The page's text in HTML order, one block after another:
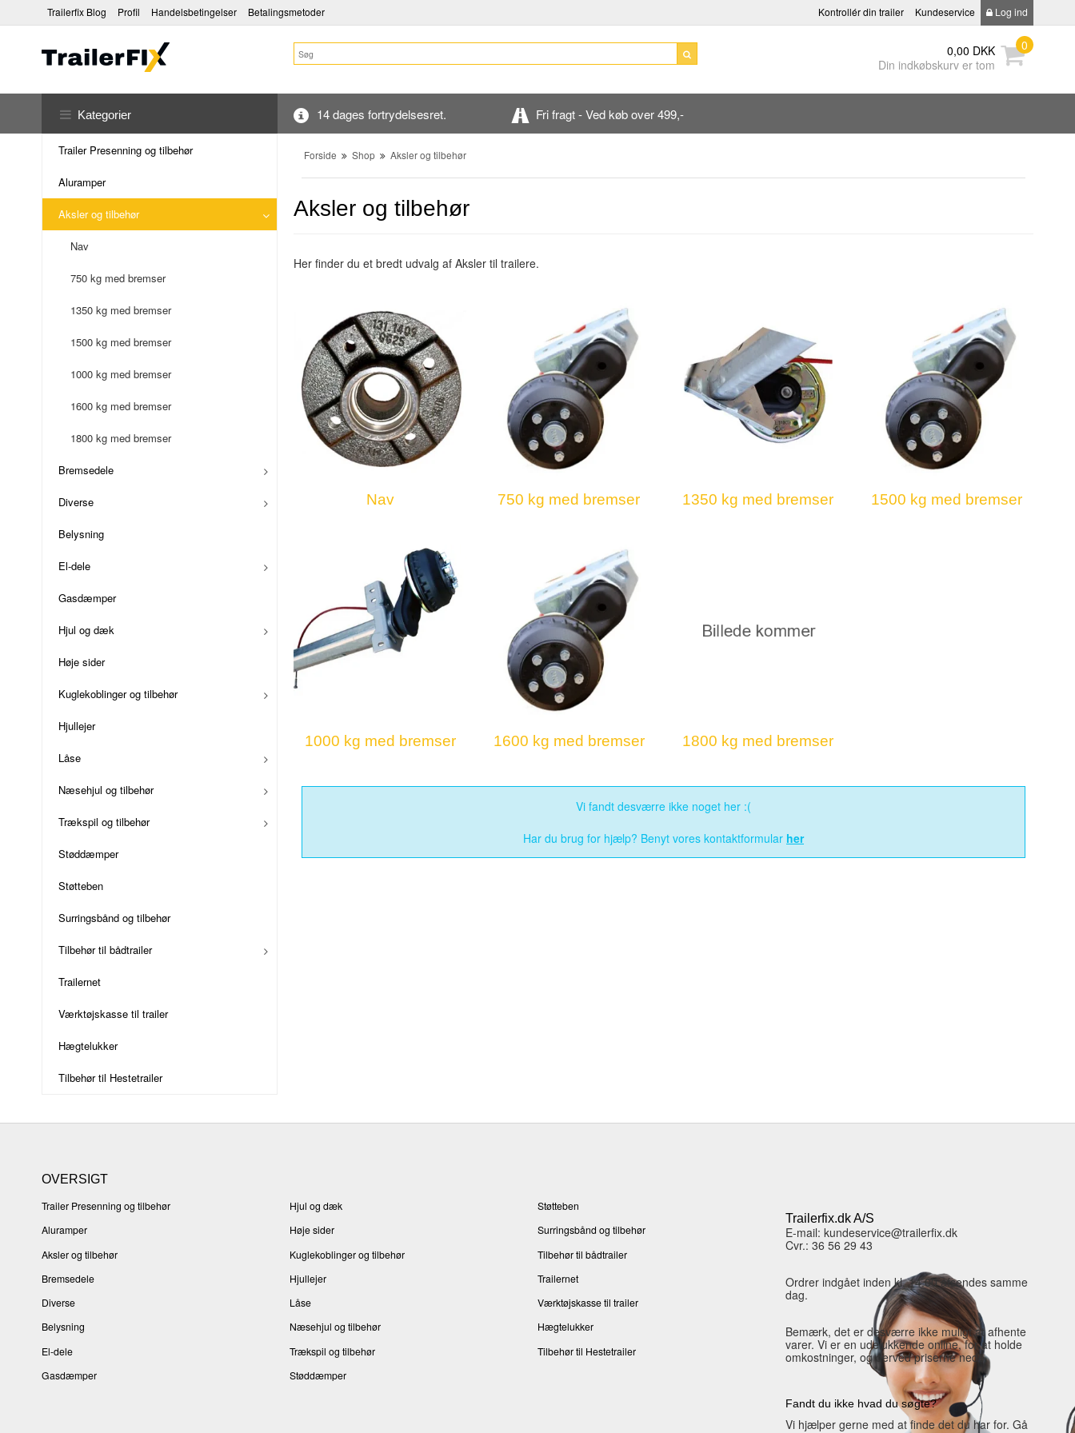
Trailerfix Blog Profil Handelsbetingelser Betalingsmetoder Log ind
Kontrollér din trailer Kundeservice
0,00 DKK
Din indkøbskurv er tom
0
Kategorier 14 dages fortrydelsesret. Fri fragt - Ved køb over 499,-
Trailer Presenning og tilbehør
Aluramper
Aksler og tilbehør
Nav
750 kg med bremser
1350 kg med bremser
1500 kg med bremser
1000 kg med bremser
1600 kg med bremser
1800 kg med bremser
Bremsedele
Diverse
Belysning
El-dele
Gasdæmper
Hjul og dæk
Høje sider
Kuglekoblinger og tilbehør
Hjullejer
Låse
Næsehjul og tilbehør
Trækspil og tilbehør
Støddæmper
Støtteben
Surringsbånd og tilbehør
Tilbehør til bådtrailer
Trailernet
Værktøjskasse til trailer
Hægtelukker
Tilbehør til Hestetrailer
Forside Shop Aksler og tilbehør
Aksler og tilbehør
Her finder du et bredt udvalg af Aksler til trailere.
Nav 750 kg med bremser 1350 kg med bremser 1500 kg med bremser
1000 kg med bremser 1600 kg med bremser 1800 kg med bremser
Vi fandt desværre ikke noget her :(
Har du brug for hjælp? Benyt vores kontaktformular her
OVERSIGT
Trailer Presenning og tilbehør
Aluramper
Aksler og tilbehør
Bremsedele
Diverse
Belysning
El-dele
Gasdæmper
Hjul og dæk
Høje sider
Kuglekoblinger og tilbehør
Hjullejer
Låse
Næsehjul og tilbehør
Trækspil og tilbehør
Støddæmper
Støtteben
Surringsbånd og tilbehør
Tilbehør til bådtrailer
Trailernet
Værktøjskasse til trailer
Hægtelukker
Tilbehør til Hestetrailer
Trailerfix.dk A/S
E-mail: kundeservice@trailerfix.dk
Cvr.: 36 56 29 43
Ordrer indgået inden kl. 14.00 afsendes samme
dag.
Bemærk, det er desværre ikke muligt at afhente
varer. Vi er en udelukkende online, for at holde
omkostninger, og derved priserne nede.
Fandt du ikke hvad du søgte?
Vi hjælper gerne med at finde det du har for. Gå